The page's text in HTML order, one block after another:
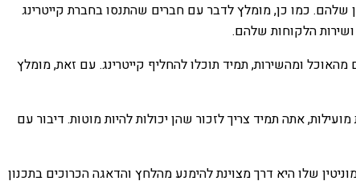
שלהם. כמו כן, מומלץ לדבר עם חברים שהתנסו בחברת קייטרינג
הלקוחות שלהם.
ומהשירות, תמיד תוכלו להחליף קייטרינג. עם זאת, מומלץ
אתה תמיד צריך לזכור שהן יכולות להיות מוטות. דיבור עם
שלו היא דרך מצוינת להימנע מהלחץ והדאגה הכרוכים בתכנון